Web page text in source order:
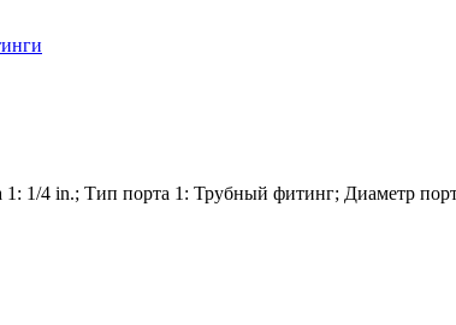
1/4 in.; Тип порта 1: Трубный фитинг; Диаметр